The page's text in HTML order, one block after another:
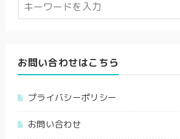
お問い合わせはこちら
プライバシーポリシー
お問い合わせ